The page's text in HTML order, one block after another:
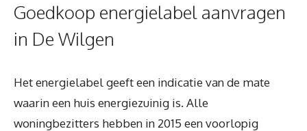
Goedkoop energielabel aanvragen
in De Wilgen
Het energielabel geeft een indicatie van de mate
waarin een huis energiezuinig is. Alle
woningbezitters hebben in 2015 een voorlopig